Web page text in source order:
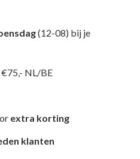
(12-08) bij je
€75,- NL/BE
extra korting
klanten